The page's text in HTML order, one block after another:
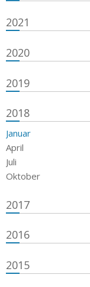
2021
2020
2019
2018
Januar
April
Juli
Oktober
2017
2016
2015